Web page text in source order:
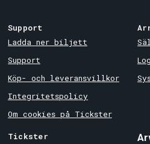
Köp
Support
Ladda ner biljett
Support
Köp- och leveransvillkor
Integritetspolicy
Om cookies på Tickster
Tickster